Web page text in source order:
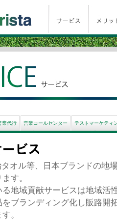
業代行 営業コールセンター テストマーケティ
オル等、日本ブランドの地
す。
地域貢献サービスは地域活
ブランディング化し販路開
。